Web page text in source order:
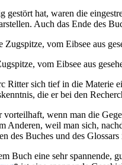
gestört hat, waren die
Auch das Ende des
vom Eibsee aus
Ritter sich tief in die Materie
die er bei den
vorteilhaft, wenn man die
Anderen, weil man sich,
des Buches und des
Buch eine sehr spannende,